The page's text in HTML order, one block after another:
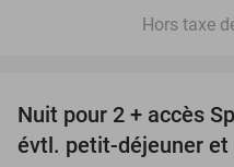
Hors taxe
Nuit pour 2 + accès
évtl. petit-déjeuner et